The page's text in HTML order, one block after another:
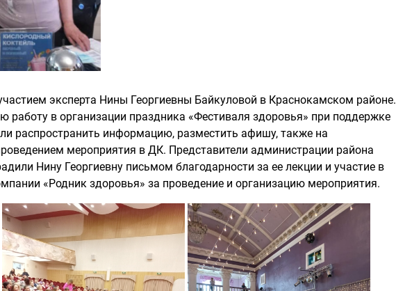
эксперта Нины Георгиевны Байкуловой в Краснокамском районе.
в организации праздника «Фестиваля здоровья» при поддержке
распространить информацию, разместить афишу, также на
мероприятия в ДК. Представители администрации района
Нину Георгиевну письмом благодарности за ее лекции и участие в
«Родник здоровья» за проведение и организацию мероприятия.